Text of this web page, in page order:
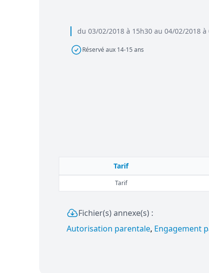
du 03/02/2018 à 15h30 au 04/02/2018 à
Réservé aux 14-15 ans
Tarif
Tarif
Fichier(s) annexe(s) :
Autorisation parentale, Engagement